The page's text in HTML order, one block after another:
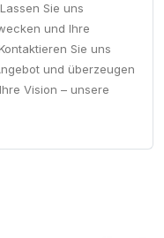
Sie uns
und Ihre
Sie uns
und überzeugen
Vision – unsere